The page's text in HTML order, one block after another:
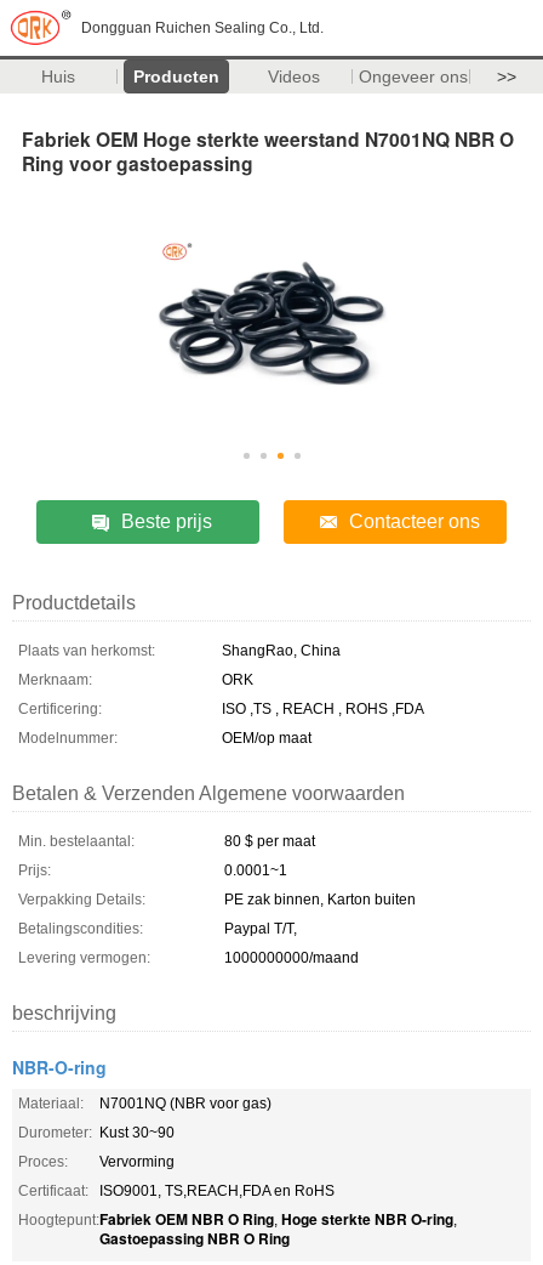
Dongguan Ruichen Sealing Co., Ltd.
Huis Producten Videos Ongeveer ons >>
Fabriek OEM Hoge sterkte weerstand N7001NQ NBR O
Ring voor gastoepassing
Beste prijs Contacteer ons
Productdetails
Plaats van herkomst:
ShangRao, China
Merknaam:
ORK
Certificering:
ISO ,TS , REACH , ROHS ,FDA
Modelnummer:
OEM/op maat
Betalen & Verzenden Algemene voorwaarden
Min. bestelaantal:
80 $ per maat
Prijs:
0.0001~1
Verpakking Details:
PE zak binnen, Karton buiten
Betalingscondities:
Paypal T/T,
Levering vermogen:
1000000000/maand
beschrijving
NBR-O-ring
Materiaal:
N7001NQ (NBR voor gas)
Durometer: Kust 30~90
Proces:
Vervorming
Certificaat:
ISO9001, TS,REACH,FDA en RoHS
Hoogtepunt:Fabriek OEM NBR O Ring, Hoge sterkte NBR O-ring,
Gastoepassing NBR O Ring